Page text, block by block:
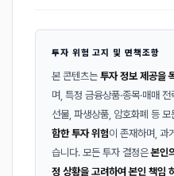
투자 위험 고지 및 면책조항
본 콘텐츠는 투자 정보 제공을
며, 특정 금융상품·종목·매매
선물, 파생상품, 암호화폐 등 모
함한 투자 위험이 존재하며, 과
습니다. 모든 투자 결정은본인
정 상황을 고려하여 본인 책임